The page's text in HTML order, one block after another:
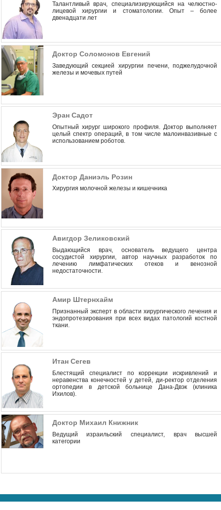
Талантливый врач, специализирующийся на челюстно-
лицевой хирургии и стоматологии. Опыт – более
двенадцати лет
Доктор Соломонов Евгений
Заведующий секцией хирургии печени, поджелудочной
железы и мочевых путей
Эран Садот
Опытный хирург широкого профиля. Доктор выполняет
целый спектр операций, в том числе малоинвазивные с
использованием роботов.
Доктор Даниэль Розин
Xирургия молочной железы и кишечника
Авигдор Зеликовский
Выдающийся врач, основатель ведущего центра
сосудистой хирургии, автор научных разработок по
лечению лимфатических отеков и венозной
недостаточности.
Амир Штернхайм
Признанный эксперт в области хирургического лечения и
эндопротезирования при всех видах патологий костной
ткани.
Итан Сегев
Блестящий специалист по коррекции искривлений и
неравенства конечностей у детей, ди-ректор отделения
ортопедии в детской больнице Дана-Двэк (клиника
Ихилов).
Доктор Михаил Книжник
Ведущий израильский специалист, врач высшей
категории